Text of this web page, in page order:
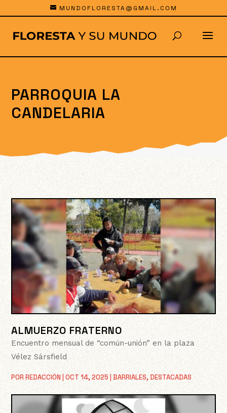
MUNDOFLORESTA@GMAIL.COM
PARROQUIA LA
CANDELARIA
ALMUERZO FRATERNO
PORREDACCIÓN |OCT 14, 2025 |BARRIALES,DESTACADAS
Encuentro mensual de “común-unión” en la plaza
Vélez Sársfield